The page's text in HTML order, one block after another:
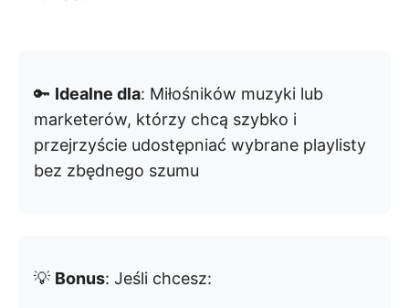
🔑 Idealne dla: Miłośników muzyki lub
marketerów, którzy chcą szybko i
przejrzyście udostępniać wybrane playlisty
bez zbędnego szumu
💡 Bonus: Jeśli chcesz: